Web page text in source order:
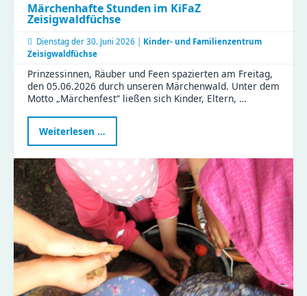
Märchenhafte Stunden im KiFaZ
Zeisigwaldfüchse
Dienstag der 30. Juni 2026 | Kinder- und Familienzentrum
Zeisigwaldfüchse
Prinzessinnen, Räuber und Feen spazierten am Freitag,
den 05.06.2026 durch unseren Märchenwald. Unter dem
Motto „Märchenfest“ ließen sich Kinder, Eltern, …
Weiterlesen …
Stunden
im
Zeisigwaldfüchse